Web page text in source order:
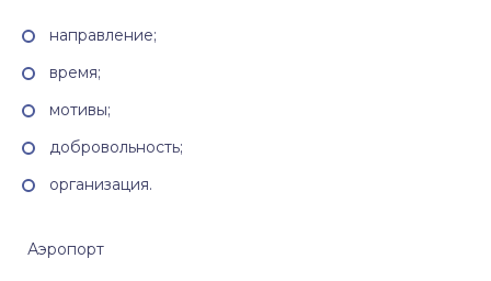
направление;
время;
мотивы;
добровольность;
организация.
Аэропорт